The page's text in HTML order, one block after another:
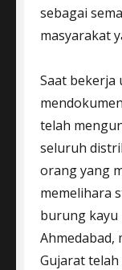
sebagai
masyarakat
Saat bekerja
telah
seluruh
orang yang
memelihara
burung kayu
Ahmedabad,
Gujarat